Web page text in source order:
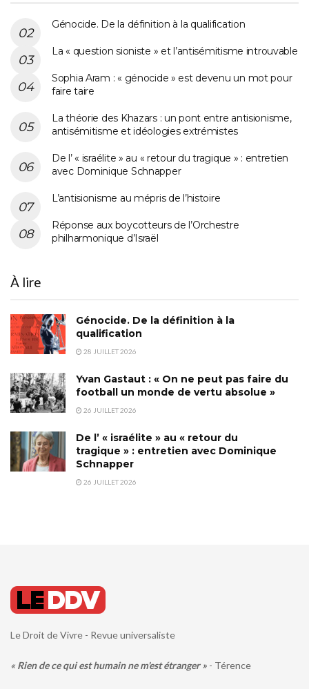
Génocide. De la définition à la qualification
La « question sioniste » et l’antisémitisme introuvable
Sophia Aram : « génocide » est devenu un mot pour
faire taire
La théorie des Khazars : un pont entre antisionisme,
antisémitisme et idéologies extrémistes
De l’ « israélite » au « retour du tragique » : entretien
avec Dominique Schnapper
L’antisionisme au mépris de l’histoire
Réponse aux boycotteurs de l’Orchestre
philharmonique d’Israël
À lire
Génocide. De la définition à la
qualification
28 JUILLET 2026
Yvan Gastaut : « On ne peut pas faire du
football un monde de vertu absolue »
26 JUILLET 2026
De l’ « israélite » au « retour du
tragique » : entretien avec Dominique
Schnapper
26 JUILLET 2026
Le Droit de Vivre - Revue universaliste
« Rien de ce qui est humain ne m'est étranger » - Térence